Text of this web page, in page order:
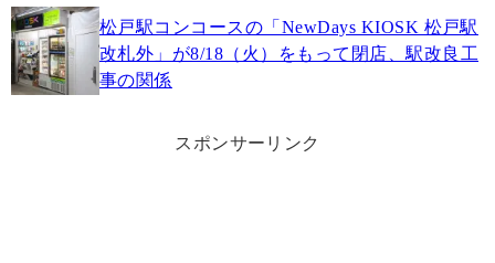
松戸駅コンコースの「NewDays KIOSK 松戸駅
改札外」が8/18（火）をもって閉店、駅改良工
事の関係
スポンサーリンク